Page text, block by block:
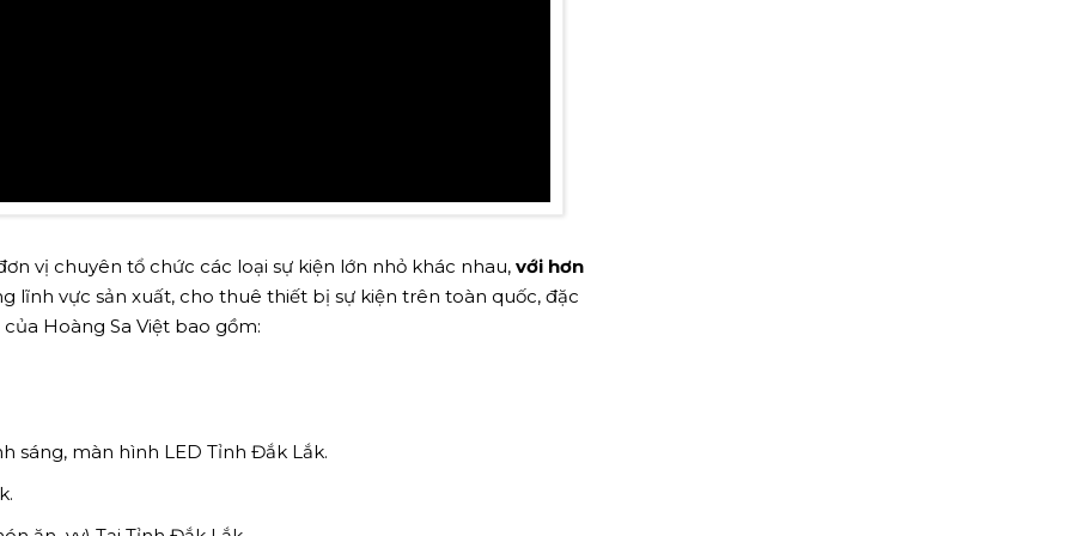
vị chuyên tổ chức các loại sự kiện lớn nhỏ khác nhau, với hơn
lĩnh vực sản xuất, cho thuê thiết bị sự kiện trên toàn quốc, đặc
Hoàng Sa Việt bao gồm:
sáng, màn hình LED Tỉnh Đắk Lắk.